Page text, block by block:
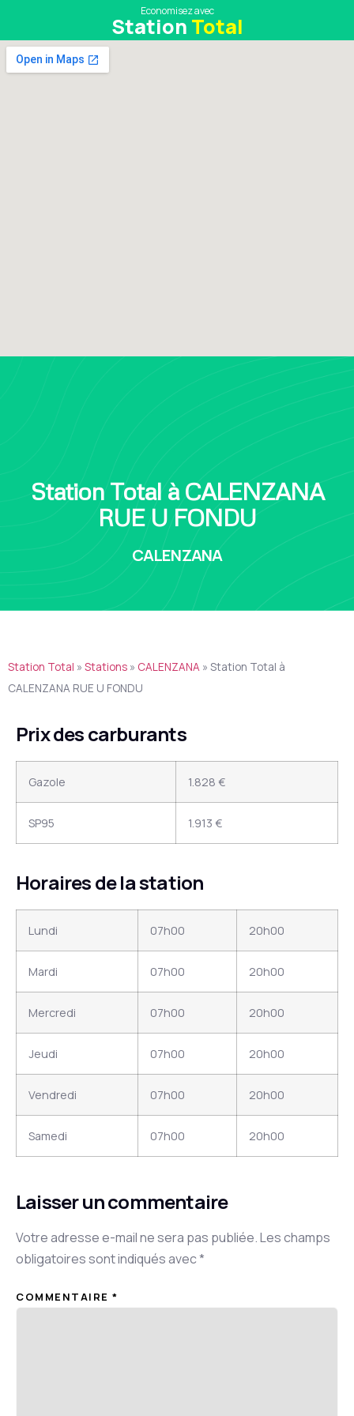
Economisez avec
Station Total
Station Total à CALENZANA
RUE U FONDU
CALENZANA
Station Total » Stations » CALENZANA » Station Total à
CALENZANA RUE U FONDU
Prix des carburants
Gazole 1.828 €
SP95 1.913 €
Horaires de la station
Lundi 07h00 20h00
Mardi 07h00 20h00
Mercredi 07h00 20h00
Jeudi 07h00 20h00
Vendredi 07h00 20h00
Samedi 07h00 20h00
Laisser un commentaire
Votre adresse e-mail ne sera pas publiée.Les champs
obligatoires sont indiqués avec*
COMMENTAIRE *